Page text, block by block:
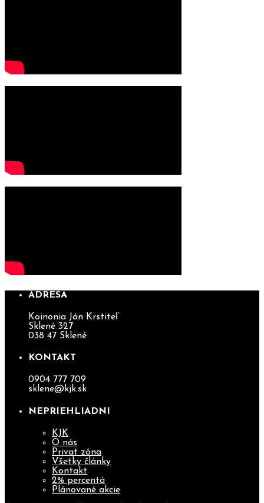
ADRESA
Koinonia Ján Krstiteľ
Sklené 327
038 47 Sklené
KONTAKT
0904 777 709
sklene@kjk.sk
NEPRIEHLIADNI
KJK
O nás
Privat zóna
Všetky články
Kontakt
2% percentá
Plánované akcie